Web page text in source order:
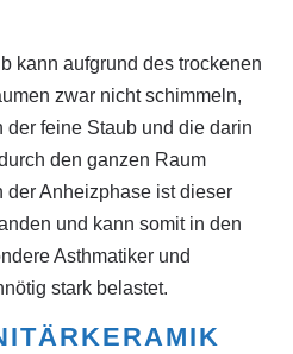
kann aufgrund des trockenen
zwar nicht schimmeln,
feine Staub und die darin
den ganzen Raum
der Anheizphase ist dieser
und kann somit in den
Asthmatiker und
stark belastet.